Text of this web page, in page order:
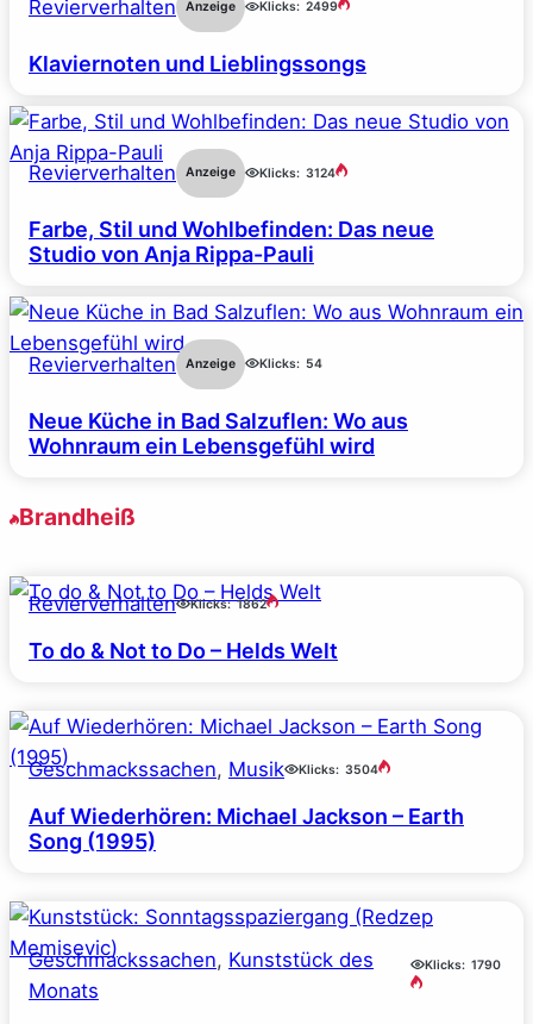
Revierverhalten Anzeige Klicks: 2499
Klaviernoten und Lieblingssongs
Revierverhalten Anzeige Klicks: 3124
Farbe, Stil und Wohlbefinden: Das neue
Studio von Anja Rippa-Pauli
Revierverhalten Anzeige Klicks: 54
Neue Küche in Bad Salzuflen: Wo aus
Wohnraum ein Lebensgefühl wird
Brandheiß
Revierverhalten Klicks: 1862
To do & Not to Do – Helds Welt
Geschmackssachen, Musik Klicks: 3504
Auf Wiederhören: Michael Jackson – Earth
Song (1995)
Geschmackssachen, Kunststück des
Monats
Klicks: 1790